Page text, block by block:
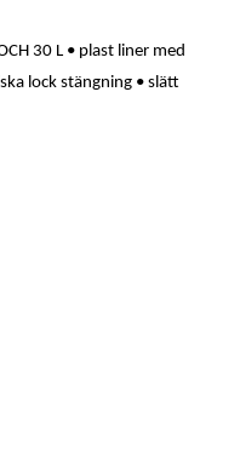
30 L • plast liner med
lock stängning • slätt